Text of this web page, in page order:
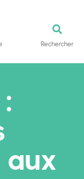
Rechercher
aux